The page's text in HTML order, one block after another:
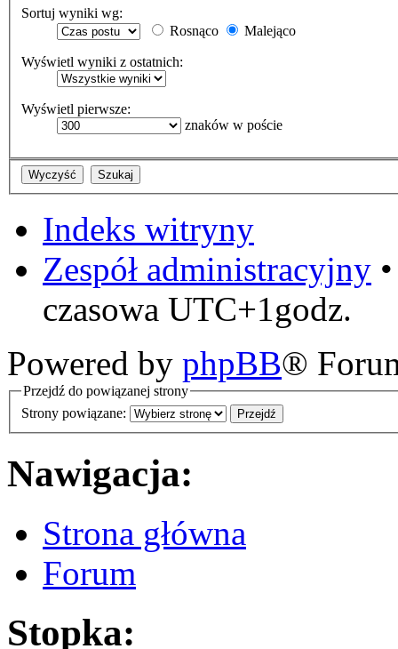
Sortuj wyniki wg:
Rosnąco
Malejąco
Wyświetl wyniki z ostatnich:
Wyświetl pierwsze:
znaków w poście
Indeks witryny
Zespół administracyjny
czasowa UTC+1godz.
Powered by phpBB®
Przejdź do powiązanej strony
Strony powiązane:
Nawigacja:
Strona główna
Forum
Stopka: